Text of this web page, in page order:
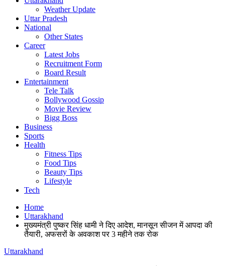
Weather Update
Uttar Pradesh
National
Other States
Career
Latest Jobs
Recruitment Form
Board Result
Entertainment
Tele Talk
Bollywood Gossip
Movie Review
Bigg Boss
Business
Sports
Health
Fitness Tips
Food Tips
Beauty Tips
Lifestyle
Tech
Home
Uttarakhand
मुख्यमंत्री पुष्कर सिंह धामी ने दिए आदेश, मानसून सीजन में आपदा की
तैयारी, अफसरों के अवकाश पर 3 महीने तक रोक
Uttarakhand